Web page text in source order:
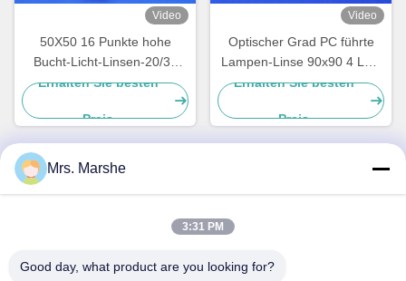
Video
50X50 16 Punkte hohe
Bucht-Licht-Linsen-20/30
Grad Perlen-Oberfläche 91%
Erhalten Sie besten
Preis
Video
Optischer Grad PC führte
Lampen-Linse 90x90 4 LED
5050/5730 SMD für hohe
Erhalten Sie besten
Preis
Room7E, blockieren A, Gebäude Binfen Shiji, Longxiang-
Mrs. Marshe
3:31 PM
Good day, what product are you looking for?